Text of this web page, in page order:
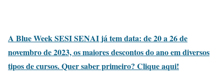
A Blue Week SESI SENAI já tem data: de 20 a 26 de
novembro de 2023, os maiores descontos do ano em diversos
tipos de cursos. Quer saber primeiro? Clique aqui!